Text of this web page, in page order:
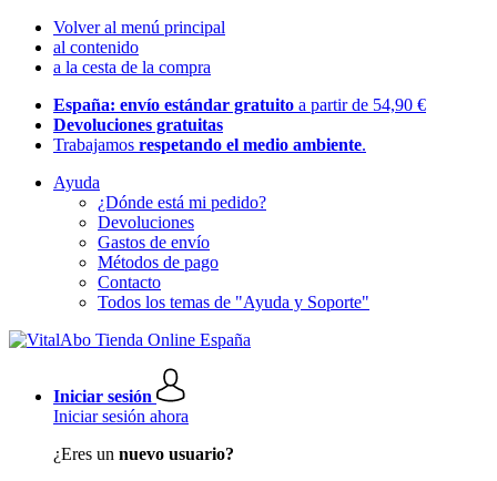
Volver al menú principal
al contenido
a la cesta de la compra
España: envío estándar gratuito a partir de 54,90 €
Devoluciones gratuitas
Trabajamos respetando el medio ambiente.
Ayuda
¿Dónde está mi pedido?
Devoluciones
Gastos de envío
Métodos de pago
Contacto
Todos los temas de "Ayuda y Soporte"
Iniciar sesión
Iniciar sesión ahora
¿Eres un nuevo usuario?